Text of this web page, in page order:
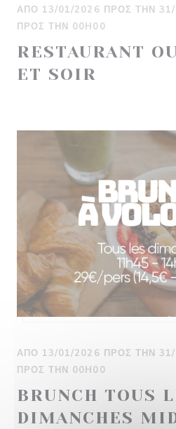
ΑΠΌ 13/01/2026 ΠΡΟΣ ΤΗΝ
ΠΡΟΣ ΤΗΝ 00H00
RESTAURANT
ET SOIR
ΑΠΌ 13/01/2026 ΠΡΟΣ ΤΗΝ
ΠΡΟΣ ΤΗΝ 00H00
BRUNCH TOUS
DIMANCHES